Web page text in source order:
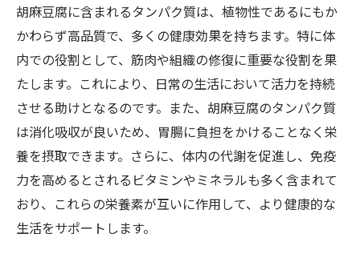
胡麻豆腐に含まれるタンパク質は、植物性であるにもか
かわらず高品質で、多くの健康効果を持ちます。特に体
内での役割として、筋肉や組織の修復に重要な役割を果
たします。これにより、日常の生活において活力を持続
させる助けとなるのです。また、胡麻豆腐のタンパク質
は消化吸収が良いため、胃腸に負担をかけることなく栄
養を摂取できます。さらに、体内の代謝を促進し、免疫
力を高めるとされるビタミンやミネラルも多く含まれて
おり、これらの栄養素が互いに作用して、より健康的な
生活をサポートします。